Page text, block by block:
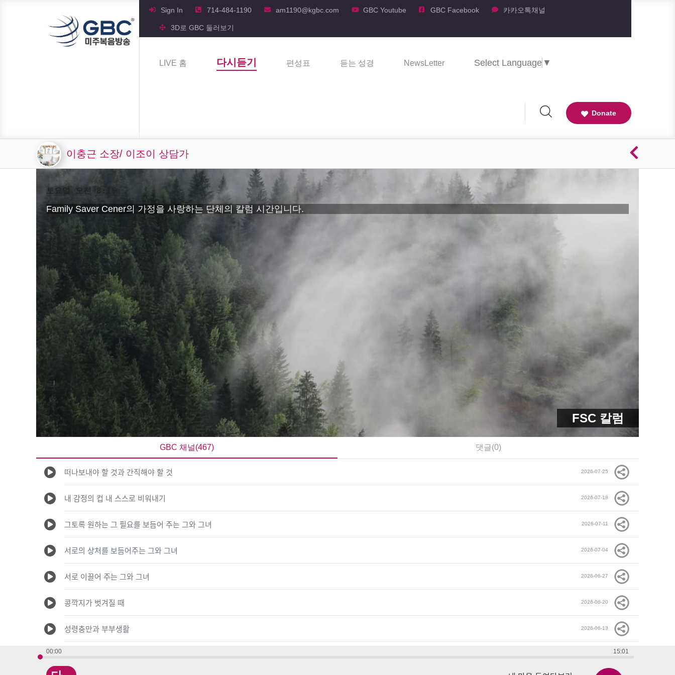
Sign In 714-484-1190 am1190@kgbc.com GBC Youtube GBC Facebook 카카오톡채널
3D로 GBC 둘러보기
LIVE 홈 다시듣기 편성표 듣는 성경 NewsLetter Select Language ▼
Donate
00:00 15:01
이충근 소장/ 이조이 상담가
FSC 칼럼
토요일 오전 8:15
Family Saver Cener의 가정을 사랑하는 단체의 칼럼 시간입니다.
GBC 채널(467) 댓글(0)
떠나보내야 할 것과 간직해야 할 것 2026-07-25
내 감정의 컵 내 스스로 비워내기 2026-07-18
그토록 원하는 그 필요를 보듬어 주는 그와 그녀 2026-07-11
서로의 상처를 보듬어주는 그와 그녀 2026-07-04
서로 이끌어 주는 그와 그녀 2026-06-27
콩깍지가 벗겨질 때 2026-06-20
성령충만과 부부생활 2026-06-13